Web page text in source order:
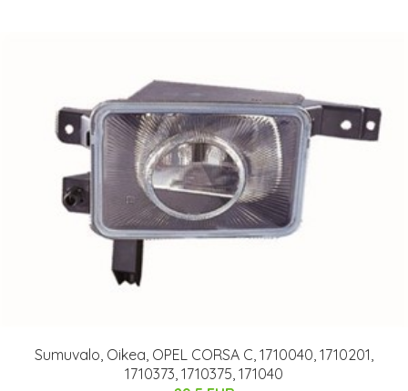
Sumuvalo, Oikea, OPEL CORSA C, 1710040, 1710201,
1710373, 1710375, 171040